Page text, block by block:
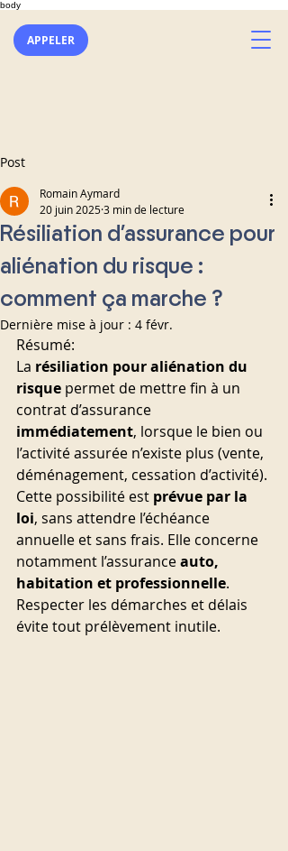
body
APPELER
Post
Résiliation d'assurance pour
aliénation du risque :
comment ça marche ?
Romain Aymard
20 juin 20253 min de lecture
Dernière mise à jour : 4 févr.
Résumé:
La résiliation pour aliénation du
risque permet de mettre fin à un
contrat d’assurance
immédiatement, lorsque le bien ou
l’activité assurée n’existe plus (vente,
déménagement, cessation d’activité).
Cette possibilité est prévue par la
loi, sans attendre l’échéance
annuelle et sans frais. Elle concerne
notamment l’assurance auto,
habitation et professionnelle.
Respecter les démarches et délais
évite tout prélèvement inutile.